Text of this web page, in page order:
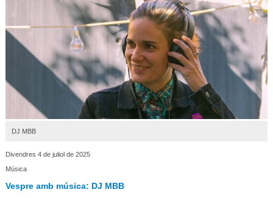
DJ MBB
Divendres 4 de juliol de 2025
Música
Vespre amb música: DJ MBB